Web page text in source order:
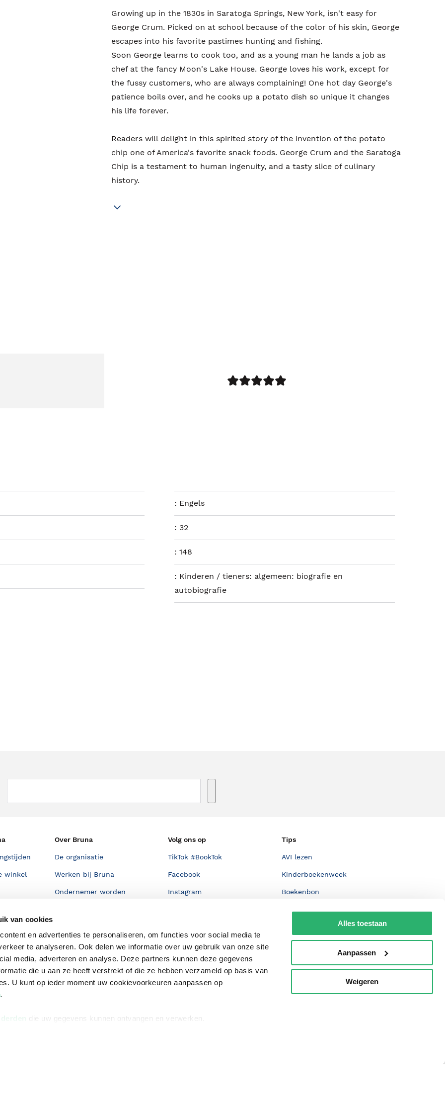
van cookies
en advertenties te personaliseren, om functies voor social media te
te analyseren. Ook delen we informatie over uw gebruik van onze site
media, adverteren en analyse. Deze partners kunnen deze gegevens
die u aan ze heeft verstrekt of die ze hebben verzameld op basis van
U kunt op ieder moment uw cookievoorkeuren aanpassen op
.
die uw gegevens kunnen ontvangen en verwerken.
Alles toestaan
Aanpassen
Weigeren
Growing up in the 1830s in Saratoga Springs, New York, isn't easy for
George Crum. Picked on at school because of the color of his skin, George
escapes into his favorite pastimes hunting and fishing.
Soon George learns to cook too, and as a young man he lands a job as
chef at the fancy Moon's Lake House. George loves his work, except for
the fussy customers, who are always complaining! One hot day George's
patience boils over, and he cooks up a potato dish so unique it changes
his life forever.
Readers will delight in this spirited story of the invention of the potato
chip one of America's favorite snack foods. George Crum and the Saratoga
Chip is a testament to human ingenuity, and a tasty slice of culinary
history.
: Engels
:32
:148
: Kinderen / tieners: algemeen: biografie en
autobiografie
winkel
Over Bruna
De organisatie
Werken bij Bruna
Ondernemer worden
Statement
Discriminerende boeken
Volg ons op
TikTok #BookTok
Facebook
Instagram
Tips
AVI lezen
Kinderboekenweek
Boekenbon
Wet op de Vaste Boekenprijs